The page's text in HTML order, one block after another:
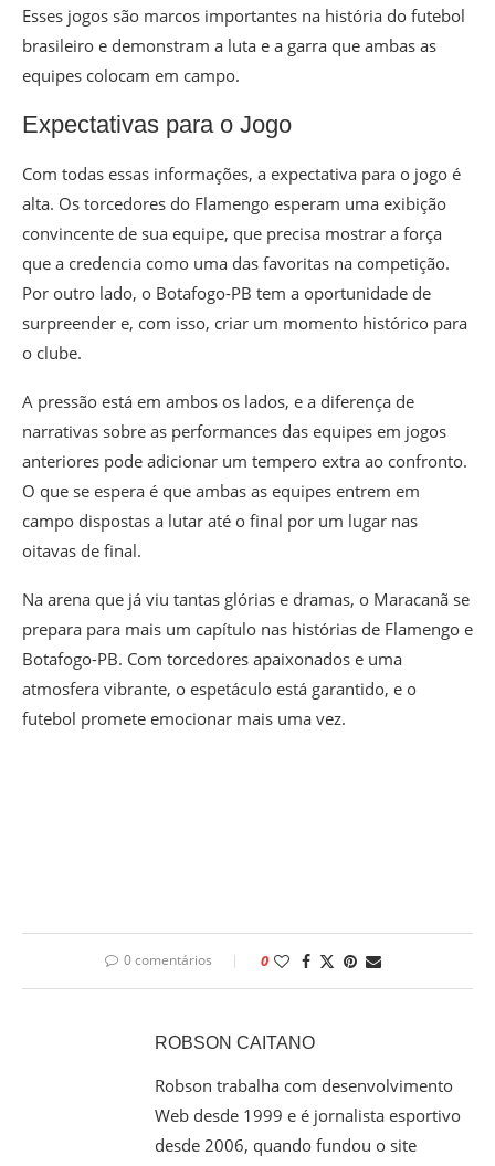
Esses jogos são marcos importantes na história do futebol
brasileiro e demonstram a luta e a garra que ambas as
equipes colocam em campo.
Expectativas para o Jogo
Com todas essas informações, a expectativa para o jogo é
alta. Os torcedores do Flamengo esperam uma exibição
convincente de sua equipe, que precisa mostrar a força
que a credencia como uma das favoritas na competição.
Por outro lado, o Botafogo-PB tem a oportunidade de
surpreender e, com isso, criar um momento histórico para
o clube.
A pressão está em ambos os lados, e a diferença de
narrativas sobre as performances das equipes em jogos
anteriores pode adicionar um tempero extra ao confronto.
O que se espera é que ambas as equipes entrem em
campo dispostas a lutar até o final por um lugar nas
oitavas de final.
Na arena que já viu tantas glórias e dramas, o Maracanã se
prepara para mais um capítulo nas histórias de Flamengo e
Botafogo-PB. Com torcedores apaixonados e uma
atmosfera vibrante, o espetáculo está garantido, e o
futebol promete emocionar mais uma vez.
0 comentários 0
ROBSON CAITANO
Robson trabalha com desenvolvimento
Web desde 1999 e é jornalista esportivo
desde 2006, quando fundou o site